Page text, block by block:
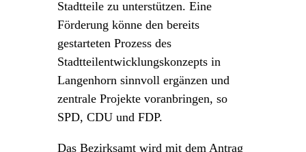
Stadtteile zu unterstützen. Eine
Förderung könne den bereits
gestarteten Prozess des
Stadtteilentwicklungskonzepts in
Langenhorn sinnvoll ergänzen und
zentrale Projekte voranbringen, so
SPD, CDU und FDP.
Das Bezirksamt wird mit dem Antrag